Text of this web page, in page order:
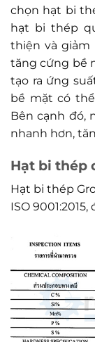
chọn hạt bi
hạt bi thép
thiện và giảm
tăng cứng bề
tạo ra ứng
bề mặt có
Bên cạnh đó,
nhanh hơn,
Hạt bi thép
Hạt bi thép
ISO